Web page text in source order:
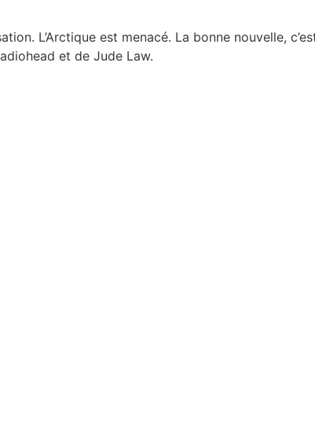
L’Arctique est menacé. La bonne nouvelle,
et de Jude Law.